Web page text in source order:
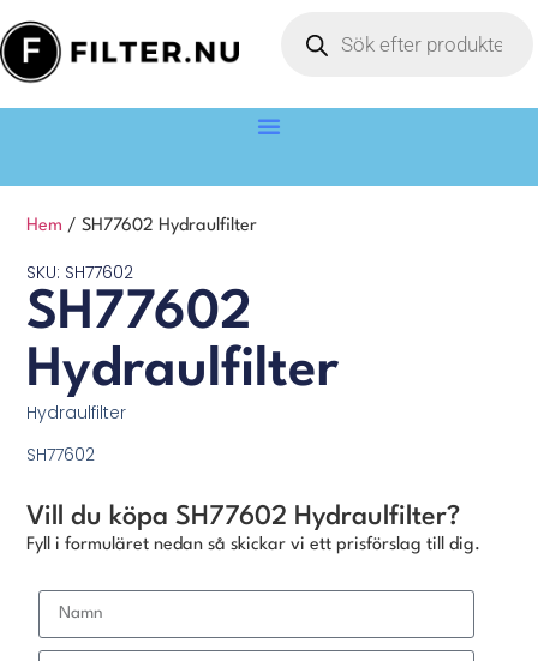
Hem / SH77602 Hydraulfilter
SKU: SH77602
SH77602
Hydraulfilter
Hydraulfilter
SH77602
Vill du köpa SH77602 Hydraulfilter?
Fyll i formuläret nedan så skickar vi ett prisförslag till dig.